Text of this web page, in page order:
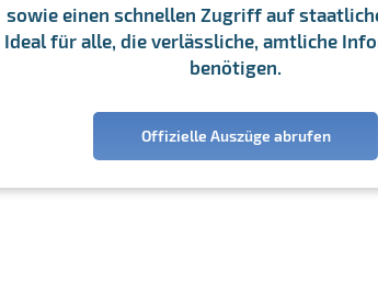
sowie einen schnellen Zugriff auf
Ideal für alle, die verlässliche, amtliche
benötigen.
Offizielle Auszüge abrufen